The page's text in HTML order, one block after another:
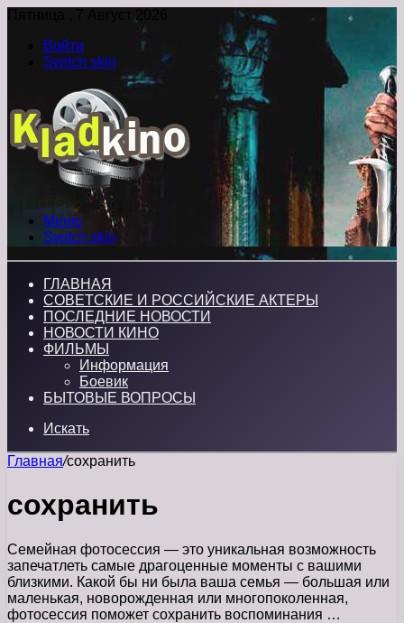
Пятница , 7 Август 2026
Войти
Switch skin
Меню
Switch skin
ГЛАВНАЯ
СОВЕТСКИЕ И РОССИЙСКИЕ АКТЕРЫ
ПОСЛЕДНИЕ НОВОСТИ
НОВОСТИ КИНО
ФИЛЬМЫ
Информация
Боевик
БЫТОВЫЕ ВОПРОСЫ
Искать
Главная/сохранить
сохранить
Семейная фотосессия — это уникальная возможность
запечатлеть самые драгоценные моменты с вашими
близкими. Какой бы ни была ваша семья — большая или
маленькая, новорожденная или многопоколенная,
фотосессия поможет сохранить воспоминания …